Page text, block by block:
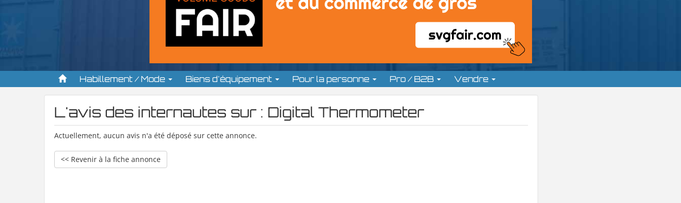
Habillement / Mode Biens d'équipement Pour la personne Pro / B2B Vendre
L'avis des internautes sur : Digital Thermometer
Actuellement, aucun avis n'a été déposé sur cette annonce.
<< Revenir à la fiche annonce